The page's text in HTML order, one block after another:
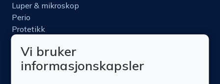
Luper & mikroskop
Perio
Protetikk
Nettbutikk
Produktinfo
Vi bruker
informasjonskapsler